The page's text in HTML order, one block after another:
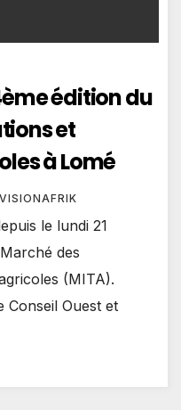
édition du
et
à Lomé
le lundi 21
des
(MITA).
Conseil Ouest et